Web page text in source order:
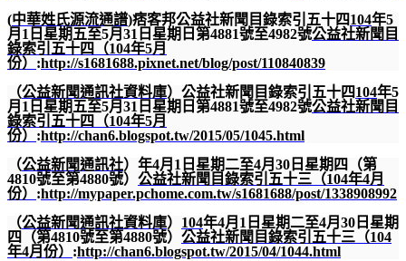
(中華姓氏源流通譜)痞客邦公益社新聞目錄索引五十四104年5
月 1 日星期五至5月 31 日星期日第4881號至4982號公益社新聞目
錄索引五十四（104年5月
份） :http://s1681688.pixnet.net/blog/post/110840839
（公益新聞通訊社資料庫）公益社新聞目錄索引五十四104年5
月 1 日星期五至5月 31 日星期日第4881號至4982號公益社新聞目
錄索引五十四（104年5月
份） :http://chan6.blogspot.tw/2015/05/1045.html
（公益新聞通訊社）年4月 1 日星期二至4月 30 日星期四（第
4810號至第4880號） 公益社新聞目錄索引五十三（104年4月
份） :http://mypaper.pchome.com.tw/s1681688/post/1338908992
（公益新聞通訊社資料庫） 104年4月 1 日星期二至4月 30 日星期
四（第4810號至第4880號） 公益社新聞目錄索引五十三（104
年4月份） :http://chan6.blogspot.tw/2015/04/1044.html